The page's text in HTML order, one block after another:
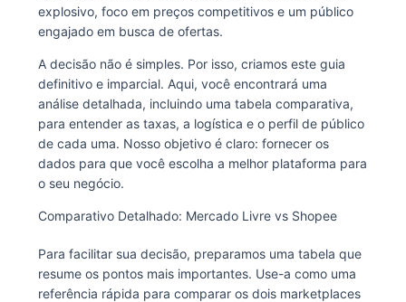
explosivo, foco em preços competitivos e um público
engajado em busca de ofertas.
A decisão não é simples. Por isso, criamos este guia
definitivo e imparcial. Aqui, você encontrará uma
análise detalhada, incluindo uma tabela comparativa,
para entender as taxas, a logística e o perfil de público
de cada uma. Nosso objetivo é claro: fornecer os
dados para que você escolha a melhor plataforma para
o seu negócio.
Comparativo Detalhado: Mercado Livre vs Shopee
Para facilitar sua decisão, preparamos uma tabela que
resume os pontos mais importantes. Use-a como uma
referência rápida para comparar os dois marketplaces